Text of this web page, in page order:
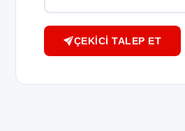
ÇEKICI TALEP ET